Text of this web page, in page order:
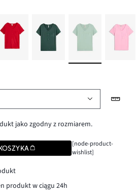
jako zgodny z rozmiarem.
[node-product-
wishlist]
produkt w ciągu 24h